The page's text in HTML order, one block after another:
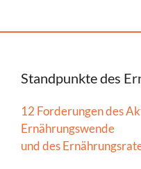
Standpunkte des
12 Forderungen des
Ernährungswende
und des